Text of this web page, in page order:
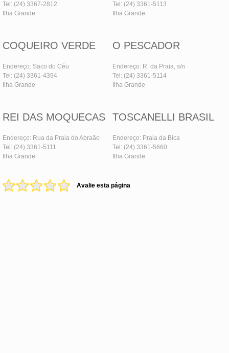
Tel: (24) 3367-2812
Ilha Grande
Tel: (24) 3361-5113
Ilha Grande
COQUEIRO VERDE
Endereço: Saco do Céu
Tel: (24) 3361-4394
Ilha Grande
O PESCADOR
Endereço: R. da Praia, s/n
Tel: (24) 3361-5114
Ilha Grande
REI DAS MOQUECAS
Endereço: Rua da Praia do Abraão
Tel: (24) 3361-5111
Ilha Grande
TOSCANELLI BRASIL
Endereço: Praia da Bica
Tel: (24) 3361-5660
Ilha Grande
Avalie esta página